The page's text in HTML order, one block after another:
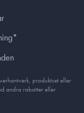
produkt­set eller
andra rabatter eller